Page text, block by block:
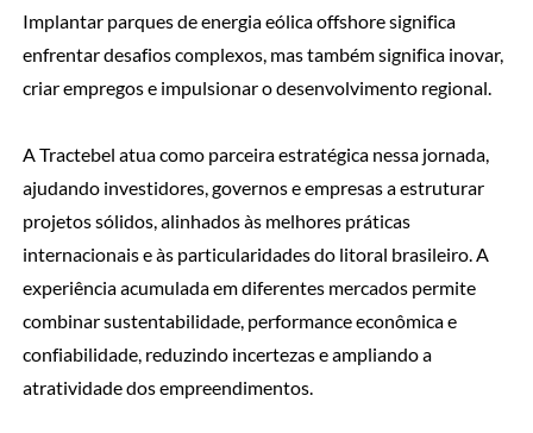
Implantar parques de energia eólica offshore significa
enfrentar desafios complexos, mas também significa inovar,
criar empregos e impulsionar o desenvolvimento regional.
A Tractebel atua como parceira estratégica nessa jornada,
ajudando investidores, governos e empresas a estruturar
projetos sólidos, alinhados às melhores práticas
internacionais e às particularidades do litoral brasileiro. A
experiência acumulada em diferentes mercados permite
combinar sustentabilidade, performance econômica e
confiabilidade, reduzindo incertezas e ampliando a
atratividade dos empreendimentos.